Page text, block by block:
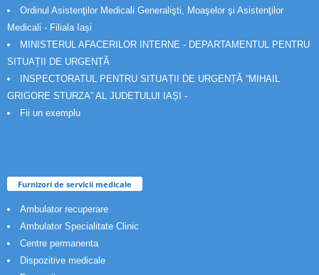
Ordinul Asistenţilor Medicali Generalişti, Moaşelor şi Asistenţilor
Medicali - Filiala Iași
MINISTERUL AFACERILOR INTERNE - DEPARTAMENTUL PENTRU
SITUAȚII DE URGENȚĂ
INSPECTORATUL PENTRU SITUAȚII DE URGENȚĂ “MIHAIL
GRIGORE STURZA” AL JUDETULUI IAȘI -
Fii un exemplu
Furnizori de servicii medicale
Ambulator recuperare
Ambulator Specialitate Clinic
Centre permanenta
Dispozitive medicale